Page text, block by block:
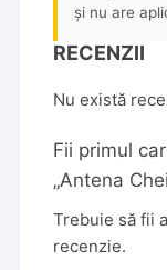
și nu are
RECENZII
Nu există
Fii primul
„Antena
Trebuie să fii
recenzie.